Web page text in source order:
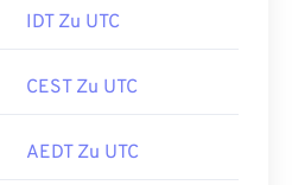
IDT Zu UTC
CEST Zu UTC
AEDT Zu UTC